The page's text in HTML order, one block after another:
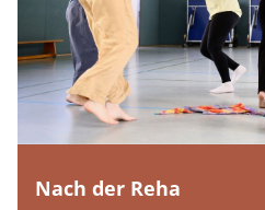
Nach der Reha